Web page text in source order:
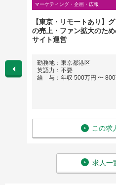
リッ
マーケティング・企画・広報
【東京・リモートあり】
の売上・ファン拡大のた
サイト運営
勤務地：東京都港区
英語力：不要
給 与：年収 500万円 〜 800
この求
求人一